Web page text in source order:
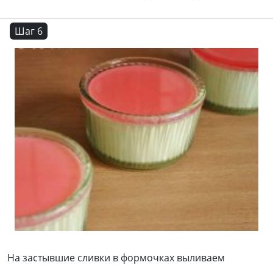
Шаг 6
На застывшие сливки в формочках выливаем